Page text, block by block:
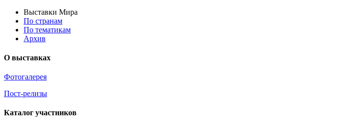
Выставки Мира
По странам
По тематикам
Архив
О выставках
Фотогалерея
Пост-релизы
Каталог участников